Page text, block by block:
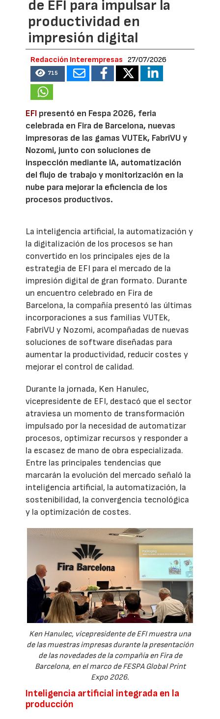
de EFI para impulsar la
productividad en
impresión digital
Redacción Interempresas 27/07/2026
715
EFI presentó en Fespa 2026, feria
celebrada en Fira de Barcelona, nuevas
impresoras de las gamas VUTEk, FabriVU y
Nozomi, junto con soluciones de
inspección mediante IA, automatización
del flujo de trabajo y monitorización en la
nube para mejorar la eficiencia de los
procesos productivos.
La inteligencia artificial, la automatización y
la digitalización de los procesos se han
convertido en los principales ejes de la
estrategia de EFI para el mercado de la
impresión digital de gran formato. Durante
un encuentro celebrado en Fira de
Barcelona, la compañía presentó las últimas
incorporaciones a sus familias VUTEk,
FabriVU y Nozomi, acompañadas de nuevas
soluciones de software diseñadas para
aumentar la productividad, reducir costes y
mejorar el control de calidad.
Durante la jornada, Ken Hanulec,
vicepresidente de EFI, destacó que el sector
atraviesa un momento de transformación
impulsado por la necesidad de automatizar
procesos, optimizar recursos y responder a
la escasez de mano de obra especializada.
Entre las principales tendencias que
marcarán la evolución del mercado señaló la
inteligencia artificial, la automatización, la
sostenibilidad, la convergencia tecnológica
y la optimización de costes.
Ken Hanulec, vicepresidente de EFI muestra una
de las muestras impresas durante la presentación
de las novedades de la compañía en Fira de
Barcelona, en el marco de FESPA Global Print
Expo 2026.
Inteligencia artificial integrada en la
producción